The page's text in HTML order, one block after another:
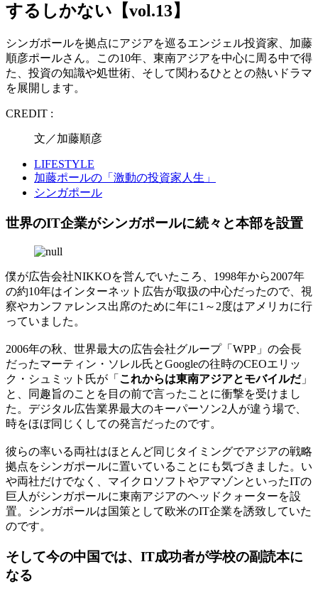
するしかない【vol.13】
シンガポールを拠点にアジアを巡るエンジェル投資家、加藤
順彦ポールさん。この10年、東南アジアを中心に周る中で得
た、投資の知識や処世術、そして関わるひととの熱いドラマ
を展開します。
CREDIT :
文／加藤順彦
LIFESTYLE
加藤ポールの「激動の投資家人生」
シンガポール
世界のIT企業がシンガポールに続々と本部を設置
僕が広告会社NIKKOを営んでいたころ、1998年から2007年
の約10年はインターネット広告が取扱の中心だったので、視
察やカンファレンス出席のために年に1～2度はアメリカに行
っていました。
2006年の秋、世界最大の広告会社グループ「WPP」の会長
だったマーティン・ソレル氏とGoogleの往時のCEOエリッ
ク・シュミット氏が「 これからは東南アジアとモバイルだ」
と、同趣旨のことを目の前で言ったことに衝撃を受けまし
た。デジタル広告業界最大のキーパーソン2人が違う場で、
時をほぼ同じくしての発言だったのです。
彼らの率いる両社はほとんど同じタイミングでアジアの戦略
拠点をシンガポールに置いていることにも気づきました。い
や両社だけでなく、マイクロソフトやアマゾンといったITの
巨人がシンガポールに東南アジアのヘッドクォーターを設
置。シンガポールは国策として欧米のIT企業を誘致していた
のです。
そして今の中国では、IT成功者が学校の副読本に
なる